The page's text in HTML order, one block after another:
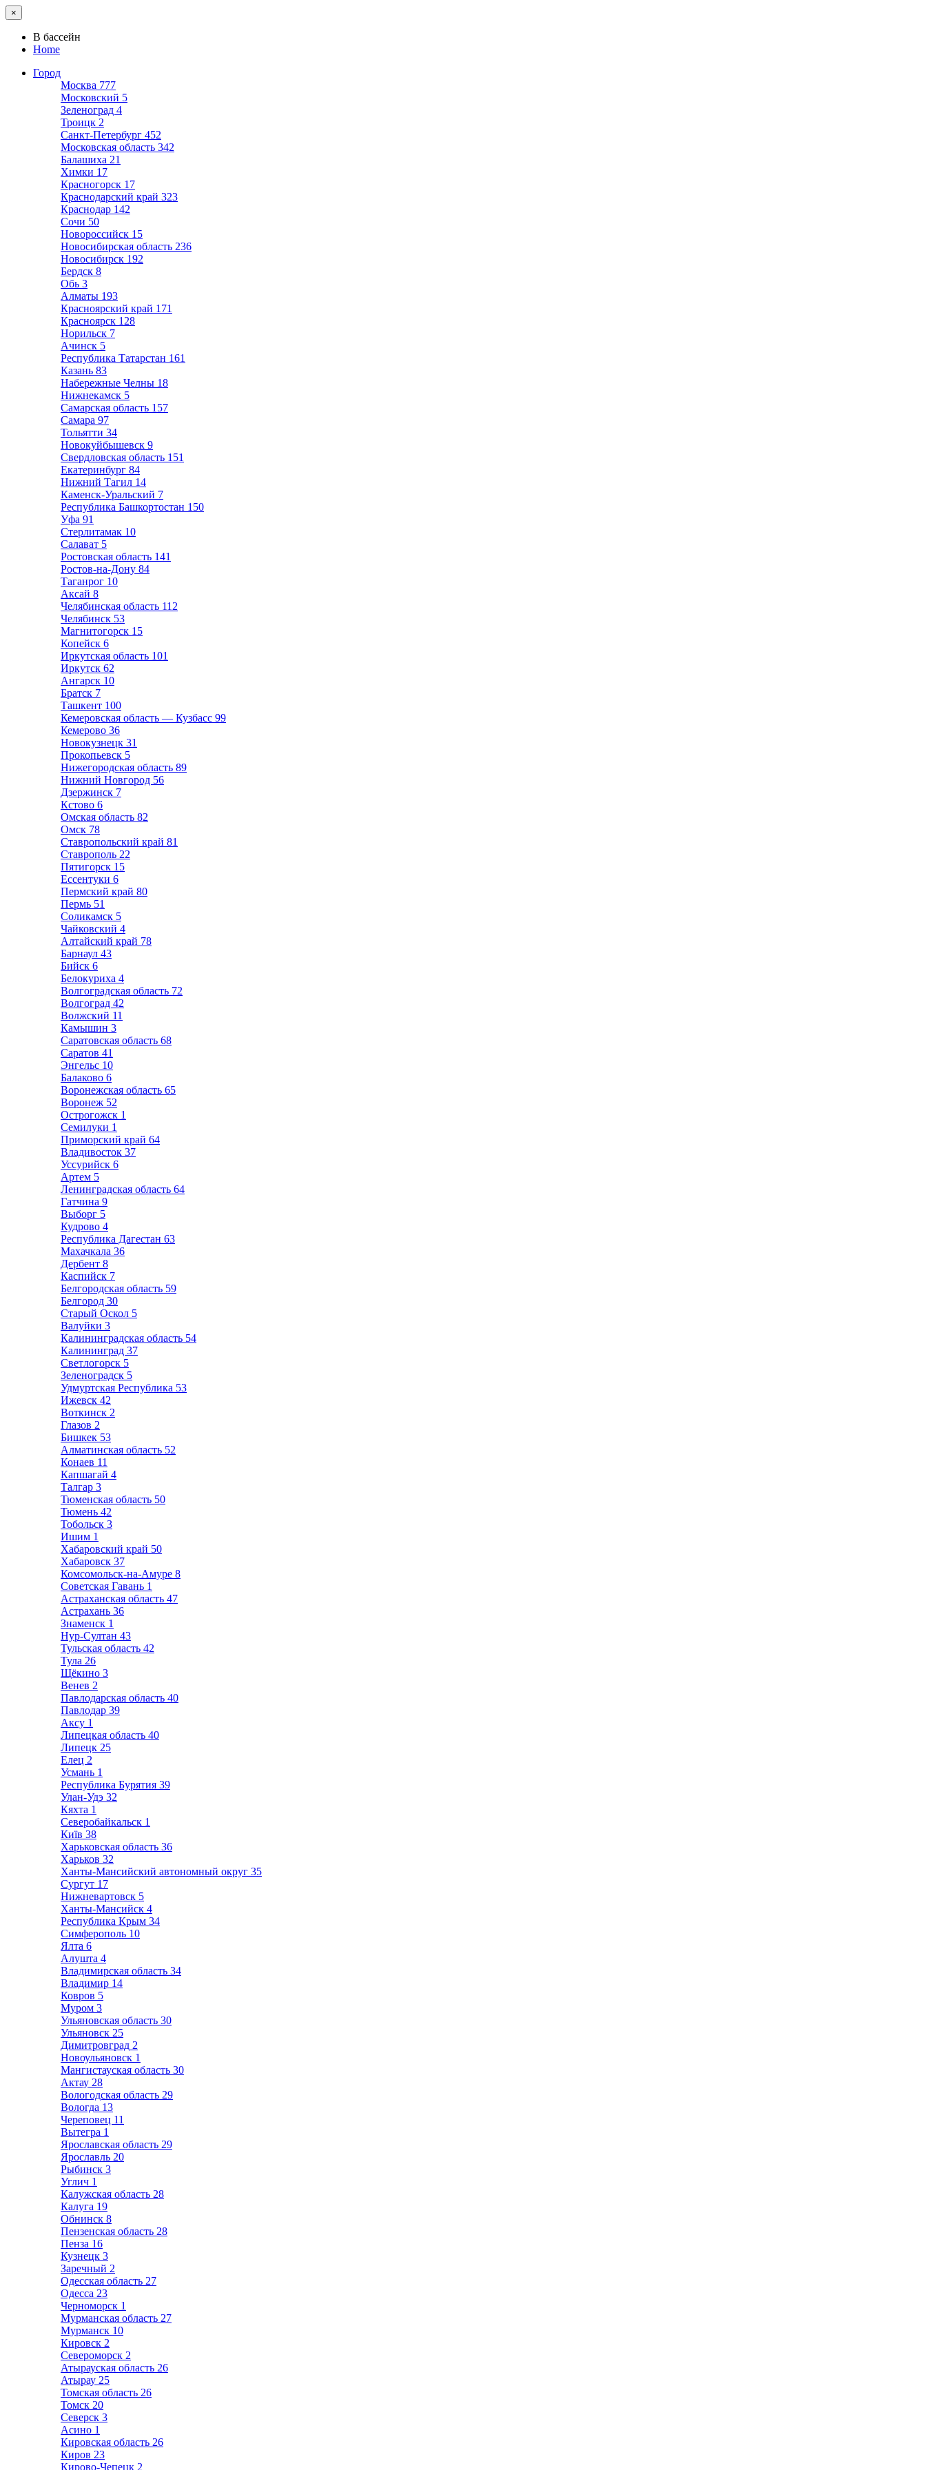
×
В бассейн
Home
Город
Москва 777
Московский 5
Зеленоград 4
Троицк 2
Санкт-Петербург 452
Московская область 342
Балашиха 21
Химки 17
Красногорск 17
Краснодарский край 323
Краснодар 142
Сочи 50
Новороссийск 15
Новосибирская область 236
Новосибирск 192
Бердск 8
Обь 3
Алматы 193
Красноярский край 171
Красноярск 128
Норильск 7
Ачинск 5
Республика Татарстан 161
Казань 83
Набережные Челны 18
Нижнекамск 5
Самарская область 157
Самара 97
Тольятти 34
Новокуйбышевск 9
Свердловская область 151
Екатеринбург 84
Нижний Тагил 14
Каменск-Уральский 7
Республика Башкортостан 150
Уфа 91
Стерлитамак 10
Салават 5
Ростовская область 141
Ростов-на-Дону 84
Таганрог 10
Аксай 8
Челябинская область 112
Челябинск 53
Магнитогорск 15
Копейск 6
Иркутская область 101
Иркутск 62
Ангарск 10
Братск 7
Ташкент 100
Кемеровская область — Кузбасс 99
Кемерово 36
Новокузнецк 31
Прокопьевск 5
Нижегородская область 89
Нижний Новгород 56
Дзержинск 7
Кстово 6
Омская область 82
Омск 78
Ставропольский край 81
Ставрополь 22
Пятигорск 15
Ессентуки 6
Пермский край 80
Пермь 51
Соликамск 5
Чайковский 4
Алтайский край 78
Барнаул 43
Бийск 6
Белокуриха 4
Волгоградская область 72
Волгоград 42
Волжский 11
Камышин 3
Саратовская область 68
Саратов 41
Энгельс 10
Балаково 6
Воронежская область 65
Воронеж 52
Острогожск 1
Семилуки 1
Приморский край 64
Владивосток 37
Уссурийск 6
Артем 5
Ленинградская область 64
Гатчина 9
Выборг 5
Кудрово 4
Республика Дагестан 63
Махачкала 36
Дербент 8
Каспийск 7
Белгородская область 59
Белгород 30
Старый Оскол 5
Валуйки 3
Калининградская область 54
Калининград 37
Светлогорск 5
Зеленоградск 5
Удмуртская Республика 53
Ижевск 42
Воткинск 2
Глазов 2
Бишкек 53
Алматинская область 52
Конаев 11
Капшагай 4
Талгар 3
Тюменская область 50
Тюмень 42
Тобольск 3
Ишим 1
Хабаровский край 50
Хабаровск 37
Комсомольск-на-Амуре 8
Советская Гавань 1
Астраханская область 47
Астрахань 36
Знаменск 1
Нур-Султан 43
Тульская область 42
Тула 26
Щёкино 3
Венев 2
Павлодарская область 40
Павлодар 39
Аксу 1
Липецкая область 40
Липецк 25
Елец 2
Усмань 1
Республика Бурятия 39
Улан-Удэ 32
Кяхта 1
Северобайкальск 1
Київ 38
Харьковская область 36
Харьков 32
Ханты-Мансийский автономный округ 35
Сургут 17
Нижневартовск 5
Ханты-Мансийск 4
Республика Крым 34
Симферополь 10
Ялта 6
Алушта 4
Владимирская область 34
Владимир 14
Ковров 5
Муром 3
Ульяновская область 30
Ульяновск 25
Димитровград 2
Новоульяновск 1
Мангистауская область 30
Актау 28
Вологодская область 29
Вологда 13
Череповец 11
Вытегра 1
Ярославская область 29
Ярославль 20
Рыбинск 3
Углич 1
Калужская область 28
Калуга 19
Обнинск 8
Пензенская область 28
Пенза 16
Кузнецк 3
Заречный 2
Одесская область 27
Одесса 23
Черноморск 1
Мурманская область 27
Мурманск 10
Кировск 2
Североморск 2
Атырауская область 26
Атырау 25
Томская область 26
Томск 20
Северск 3
Асино 1
Кировская область 26
Киров 23
Кирово-Чепецк 2